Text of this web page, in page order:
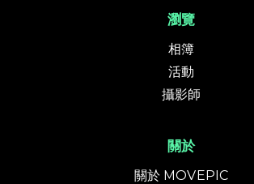
瀏覽
相簿
活動
攝影師
關於
關於 MOVEPIC